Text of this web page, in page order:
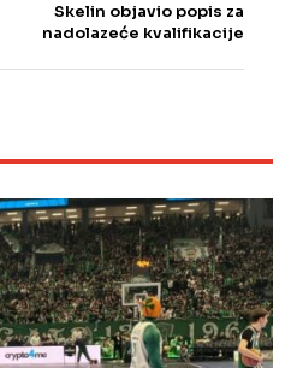
Skelin objavio popis za
nadolazeće kvalifikacije